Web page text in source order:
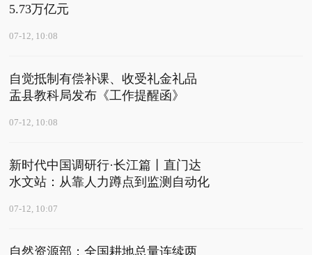
5.73万亿元
07-12, 10:08
自觉抵制有偿补课、收受礼金礼品
盂县教科局发布《工作提醒函》
07-12, 10:08
新时代中国调研行·长江篇丨直门达
水文站：从靠人力蹲点到监测自动化
07-12, 10:07
自然资源部：全国耕地总量连续两